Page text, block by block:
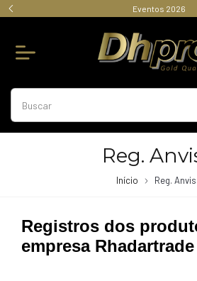
Eventos 2026
Reg.
Início Reg.
Registros dos
empresa